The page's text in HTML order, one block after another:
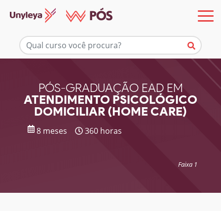
PÓS-GRADUAÇÃO EAD EM
ATENDIMENTO PSICOLÓGICO
DOMICILIAR (HOME CARE)
8 meses 360 horas
Faixa 1
Mais informações